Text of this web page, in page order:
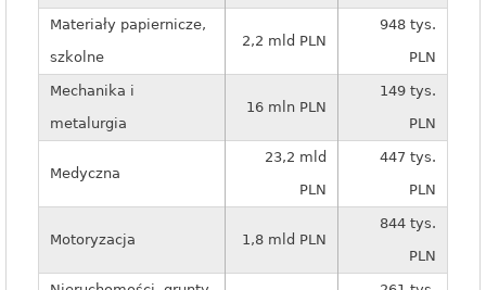
Materiały papiernicze,
szkolne
2,2 mld PLN
948 tys.
PLN
Mechanika i
metalurgia
16 mln PLN
149 tys.
PLN
Medyczna
23,2 mld
PLN
447 tys.
PLN
Motoryzacja 1,8 mld PLN
844 tys.
PLN